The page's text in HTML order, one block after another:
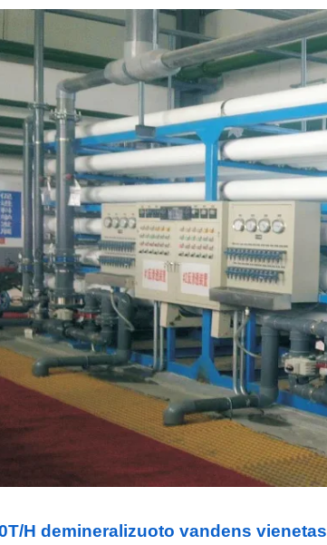
H demineralizuoto vandens vienetas